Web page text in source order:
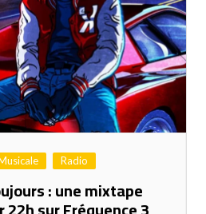
Radio
: une mixtape